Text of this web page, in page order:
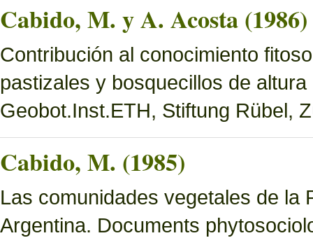
Cabido, M. y A. Acosta (1986)
Contribución al conocimiento
pastizales y bosquecillos de
Geobot.Inst.ETH, Stiftung Rübel,
Cabido, M. (1985)
Las comunidades vegetales de la
Argentina. Documents